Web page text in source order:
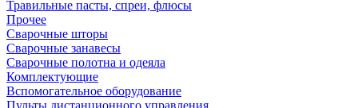
Травильные пасты, спреи, флюсы
Прочее
Сварочные шторы
Сварочные занавесы
Сварочные полотна и одеяла
Комплектующие
Вспомогательное оборудование
Пульты дистанционного управления